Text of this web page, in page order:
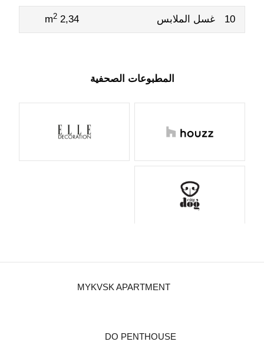
10 غسل الملابس 2,34 m
2
المطبوعات الصحفية
MYKVSK APARTMENT
DO PENTHOUSE